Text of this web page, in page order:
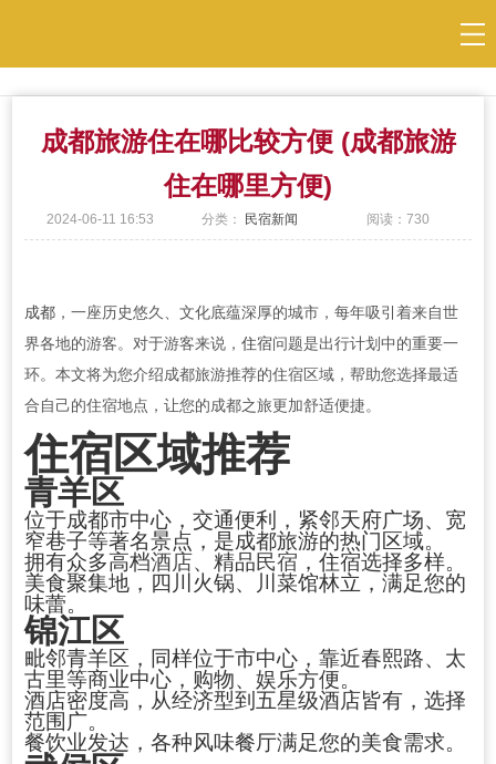
成都旅游住在哪比较方便 (成都旅游
住在哪里方便)
2024-06-11 16:53 分类： 民宿新闻 阅读： 730
成都，一座历史悠久、文化底蕴深厚的城市，每年吸引着来自世
界各地的游客。对于游客来说， 住宿问题是出行计划中的重要一
环。本文将为您介绍成都旅游推荐的住宿区域，帮助您选择最适
合自己的住宿地点，让您的成都之旅更加舒适便捷。
住宿区域推荐
青羊区
位于成都市中心，交通便利，紧邻天府广场、宽
窄巷子等著名景点，是成都旅游的热门区域。
拥有众多高档酒店、精品民宿 ，住宿选择多样。
美食聚集地，四川火锅、川菜馆林立，满足您的
味蕾。
锦江区
毗邻青羊区，同样位于市中心，靠近春熙路、太
古里等商业中心，购物、娱乐方便。
酒店密度高，从经济型到五星级酒店皆有，选择
范围广。
餐饮业发达，各种风味餐厅满足您的美食需求。